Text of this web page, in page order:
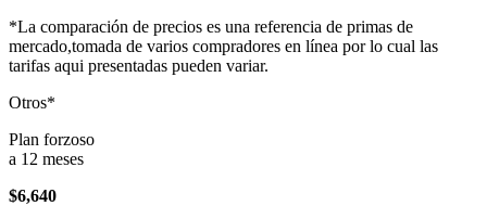
*La comparación de precios es una referencia de primas de
mercado,tomada de varios compradores en línea por lo cual las
tarifas aqui presentadas pueden variar.
Otros*
Plan forzoso
a 12 meses
$6,640